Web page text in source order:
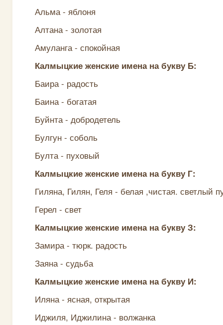
Альма - яблоня
Алтана - золотая
Амуланга - спокойная
Калмыцкие женские имена на букву Б:
Баира - радость
Баина - богатая
Буйнта - добродетель
Булгун - соболь
Булта - пуховый
Калмыцкие женские имена на букву Г:
Гиляна, Гилян, Геля - белая ,чистая. светлый
Герел - свет
Калмыцкие женские имена на букву З:
Замира - тюрк. радость
Заяна - судьба
Калмыцкие женские имена на букву И:
Иляна - ясная, открытая
Иджиля, Иджилина - волжанка